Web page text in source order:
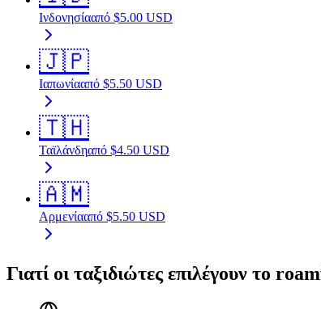
Ινδονησίααπό $5.00 USD
🇯🇵
Ιαπωνίααπό $5.50 USD
🇹🇭
Ταϊλάνδηαπό $4.50 USD
🇦🇲
Αρμενίααπό $5.50 USD
Γιατί οι ταξιδιώτες επιλέγουν το